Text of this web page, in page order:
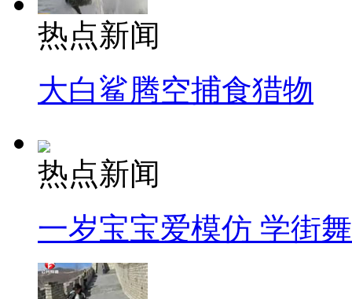
热点新闻
大白鲨腾空捕食猎物
热点新闻
一岁宝宝爱模仿 学街